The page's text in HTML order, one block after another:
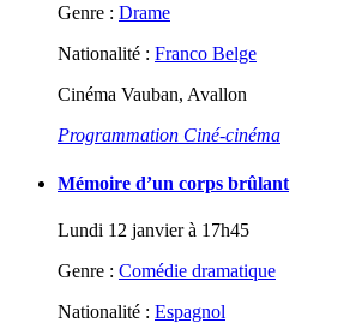
Genre : Drame
Nationalité : Franco Belge
Cinéma Vauban, Avallon
Programmation Ciné-cinéma
Mémoire d’un corps brûlant
Lundi 12 janvier à 17h45
Genre : Comédie dramatique
Nationalité : Espagnol